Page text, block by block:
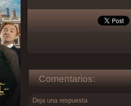
Comentarios:
Deja una respuesta